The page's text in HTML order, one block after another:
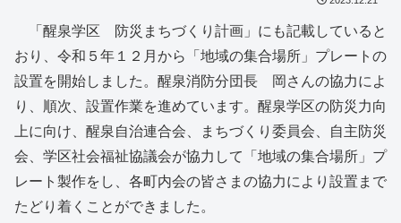
「醒泉学区 防災まちづくり計画」にも記載していると
おり、令和５年１２月から「地域の集合場所」プレートの
設置を開始しました。醒泉消防分団長 岡さんの協力によ
り、順次、設置作業を進めています。醒泉学区の防災力向
上に向け、醒泉自治連合会、まちづくり委員会、自主防災
会、学区社会福祉協議会が協力して「地域の集合場所」プ
レート製作をし、各町内会の皆さまの協力により設置まで
たどり着くことができました。